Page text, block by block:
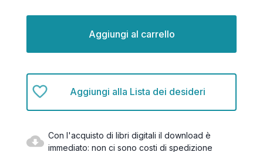
Aggiungi alla Lista dei desideri
Con l'acquisto di libri digitali il download è
immediato: non ci sono costi di spedizione